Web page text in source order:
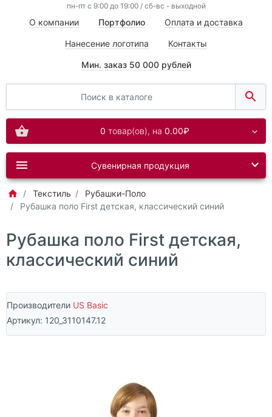
пн-пт с 9:00 до 19:00 / сб-вс - выходной
О компании Портфолио Оплата и доставка
Нанесение логотипа Контакты
Мин. заказ 50 000 рублей
0 товар(ов), на 0.00₽
Сувенирная продукция
Текстиль
Рубашки-Поло
Рубашка поло First детская, классический синий
Рубашка поло First детская,
классический синий
Производители US Basic
Артикул: 120_3110147.12